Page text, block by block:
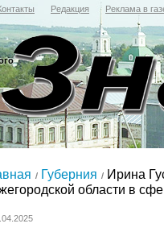
Редакция Реклама в
Губерния
Ирина
области в